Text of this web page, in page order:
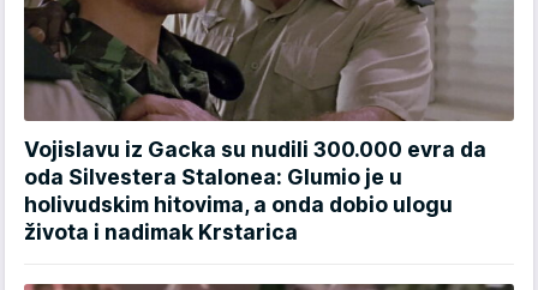
Vojislavu iz Gacka su nudili 300.000 evra da
oda Silvestera Stalonea: Glumio je u
holivudskim hitovima, a onda dobio ulogu
života i nadimak Krstarica